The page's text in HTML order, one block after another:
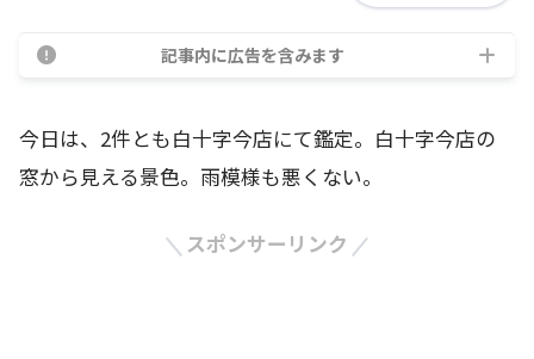
記事内に広告を含みます
今日は、2件とも白十字今店にて鑑定。白十字今店の
窓から見える景色。雨模様も悪くない。
スポンサーリンク